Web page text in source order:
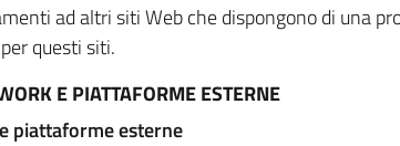
ad altri siti Web che dispongono di una
questi siti.
E PIATTAFORME ESTERNE
piattaforme esterne